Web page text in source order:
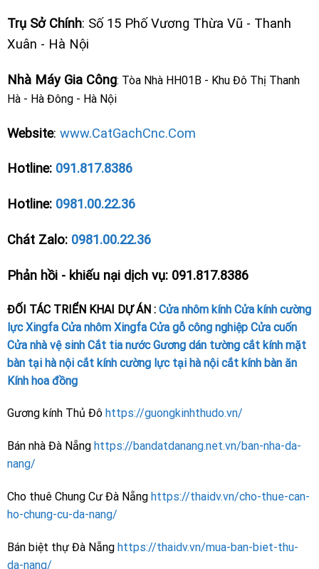
Trụ Sở Chính: Số 15 Phố Vương Thừa Vũ - Thanh
Xuân - Hà Nội
Nhà Máy Gia Công: Tòa Nhà HH01B - Khu Đô Thị Thanh
Hà - Hà Đông - Hà Nội
Website: www.CatGachCnc.Com
Hotline: 091.817.8386
Hotline: 0981.00.22.36
Chát Zalo: 0981.00.22.36
Phản hồi - khiếu nại dịch vụ: 091.817.8386
ĐỐI TÁC TRIỂN KHAI DỰ ÁN : Cửa nhôm kính Cửa kính cường
lực Xingfa Cửa nhôm Xingfa Cửa gỗ công nghiệp Cửa cuốn
Cửa nhà vệ sinh Cắt tia nước Gương dán tường cắt kính mặt
bàn tại hà nội cắt kính cường lực tại hà nội cắt kính bàn ăn
Kính hoa đồng
Gương kính Thủ Đô https://guongkinhthudo.vn/
Bán nhà Đà Nẵng https://bandatdanang.net.vn/ban-nha-da-
nang/
Cho thuê Chung Cư Đà Nẵng https://thaidv.vn/cho-thue-can-
ho-chung-cu-da-nang/
Bán biệt thự Đà Nẵng https://thaidv.vn/mua-ban-biet-thu-
da-nang/